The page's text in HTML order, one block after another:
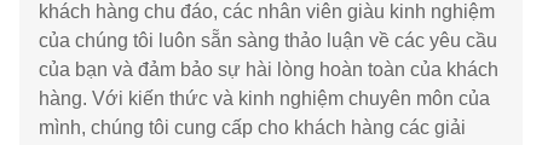
khách hàng chu đáo, các nhân viên giàu kinh nghiệm
của chúng tôi luôn sẵn sàng thảo luận về các yêu cầu
của bạn và đảm bảo sự hài lòng hoàn toàn của khách
hàng. Với kiến thức và kinh nghiệm chuyên môn của
mình, chúng tôi cung cấp cho khách hàng các giải